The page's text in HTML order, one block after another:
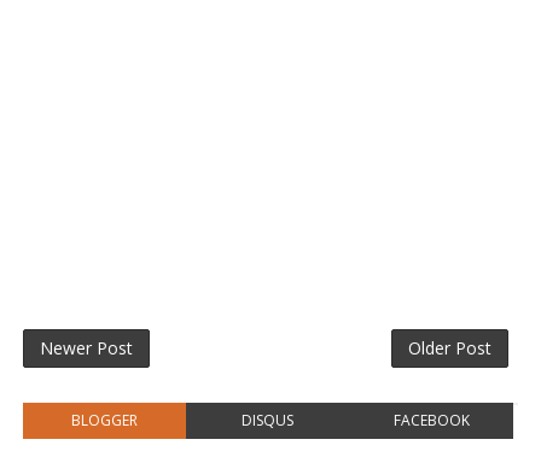
Newer Post Older Post
BLOGGER DISQUS FACEBOOK